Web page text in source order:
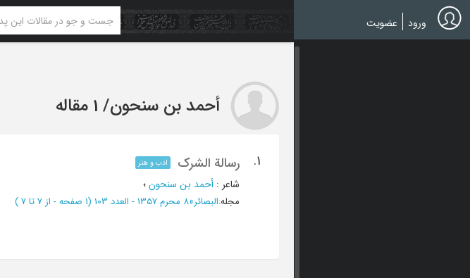
Skip
to
main
ورود عضویت
أحمد بن سنحون/ 1 مقاله
1. رسالة الشرک ادب و هنر
شاعر : أحمد بن سنحون؛
مجله:البصائر»8 محرم 1357 - العدد 103 (‎1 صفحه - از 7 تا 7 )